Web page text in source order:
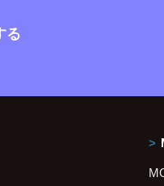
る